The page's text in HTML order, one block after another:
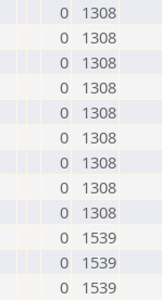
0
1308
0
1308
0
1308
0
1308
0
1308
0
1308
0
1308
0
1308
0
1308
0
1539
0
1539
0
1539